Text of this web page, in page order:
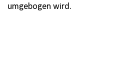
umgebogen wird.